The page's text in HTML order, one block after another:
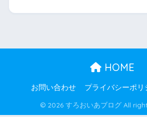
HOME
お問い合わせ プライバシーポ
© 2026 すろおいあブログ All